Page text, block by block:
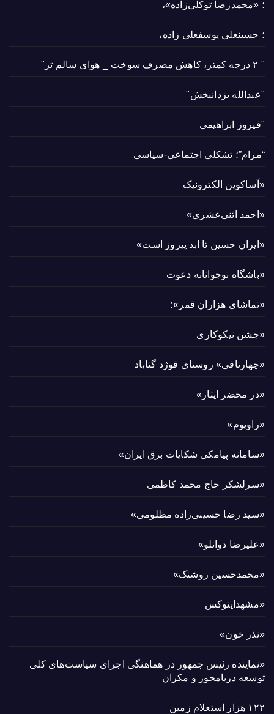
؛ «محمدرضا توکلی‌زاده»،
؛ حسینعلی یوسفعلی زاده،
" ۲ درجه کمتر، کاهش مصرف سوخت _ هوای سالم تر"
"عبدالله یزدانبخش"
"فیروز ابراهیمی
“مرام”؛ تشکلی اجتماعی-سیاسی
«آساکوین الکترونیک
«احمد اثنی‌عشری»
«ایران حسین تا ابد پیروز است»
«باشگاه نوجوانانه دعوت
«تماشای هزاران قمر»؛
«جشن نیکوکاری
«چهارتاقی» روستای قوژد گناباد
«در محضر ایثار»
«راویوم»
«سامانه پیامکی شکایات برق ایران»
«سرلشکر حاج محمد کاظمی
«سید رضا حسینی‌زاده مظلومی»
«علیرضا دوانلو»
«محمدحسین روشنک»
«مشهداینوکس
«نذر خون»
«نماینده رئیس جمهور در هماهنگی اجرای سیاست‌های کلی
توسعه دریامحور و مکران
۱۲۲ هزار استعلام زمین